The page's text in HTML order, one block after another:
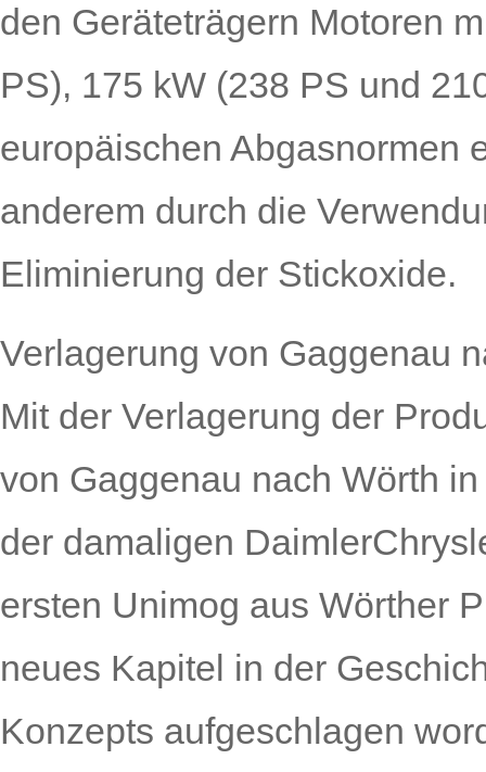
den Geräteträgern Motoren
PS), 175 kW (238 PS und
europäischen Abgasnormen
anderem durch die
Eliminierung der Stickoxide.
Verlagerung von Gaggenau
Mit der Verlagerung der
von Gaggenau nach Wörth
der damaligen
ersten Unimog aus Wörther
neues Kapitel in der
Konzepts aufgeschlagen